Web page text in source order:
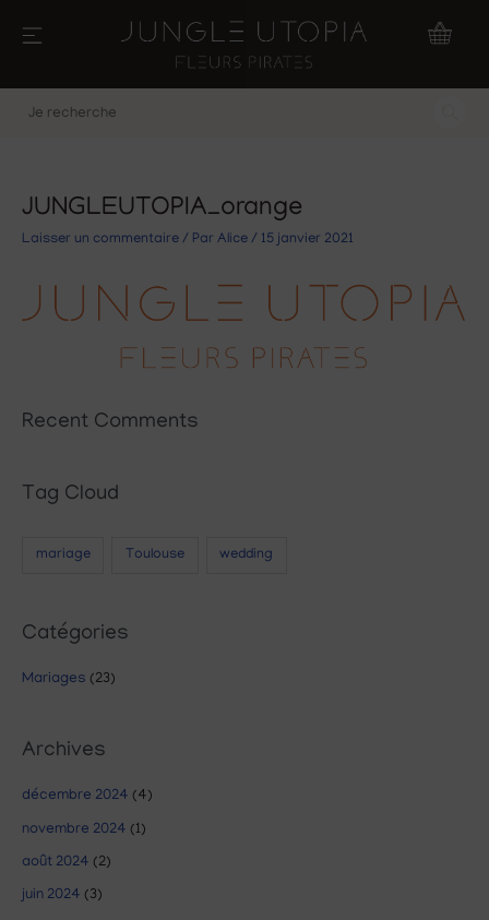
recherche
JUNGLEUTOPIA_orange
Laisser un commentaire / Par Alice / 15 janvier 2021
Recent Comments
Tag Cloud
mariage Toulouse wedding
Catégories
Mariages (23)
Archives
décembre 2024 (4)
novembre 2024 (1)
août 2024 (2)
juin 2024 (3)